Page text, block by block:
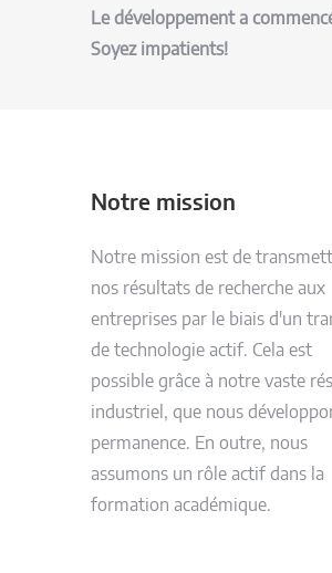
Le développement a
Soyez impatients!
Notre mission
Notre mission est de
nos résultats de recherche aux
entreprises par le biais d'un
de technologie actif. Cela est
possible grâce à notre vaste
industriel, que nous
permanence. En outre, nous
assumons un rôle actif dans la
formation académique.